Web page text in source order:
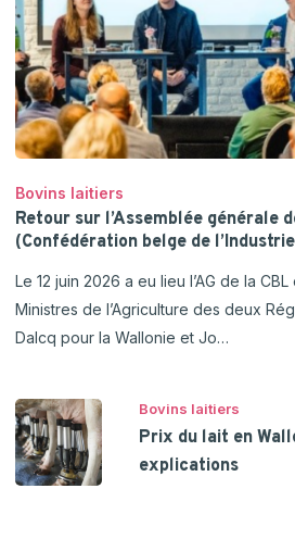
Bovins laitiers
Retour sur l’Assemblée générale
(Confédération belge de
Le 12 juin 2026 a eu lieu l’AG de la
Ministres de l’Agriculture des deux
Dalcq pour la Wallonie et Jo…
Bovins laitiers
Prix du lait en
explications